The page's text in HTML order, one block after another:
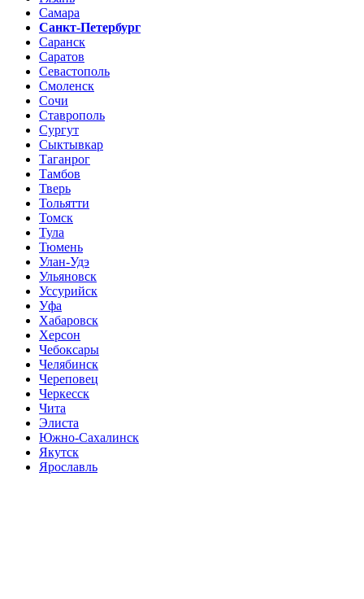
Самара
Санкт-Петербург
Саранск
Саратов
Севастополь
Смоленск
Сочи
Ставрополь
Сургут
Сыктывкар
Таганрог
Тамбов
Тверь
Тольятти
Томск
Тула
Тюмень
Улан-Удэ
Ульяновск
Уссурийск
Уфа
Хабаровск
Херсон
Чебоксары
Челябинск
Череповец
Черкесск
Чита
Элиста
Южно-Сахалинск
Якутск
Ярославль